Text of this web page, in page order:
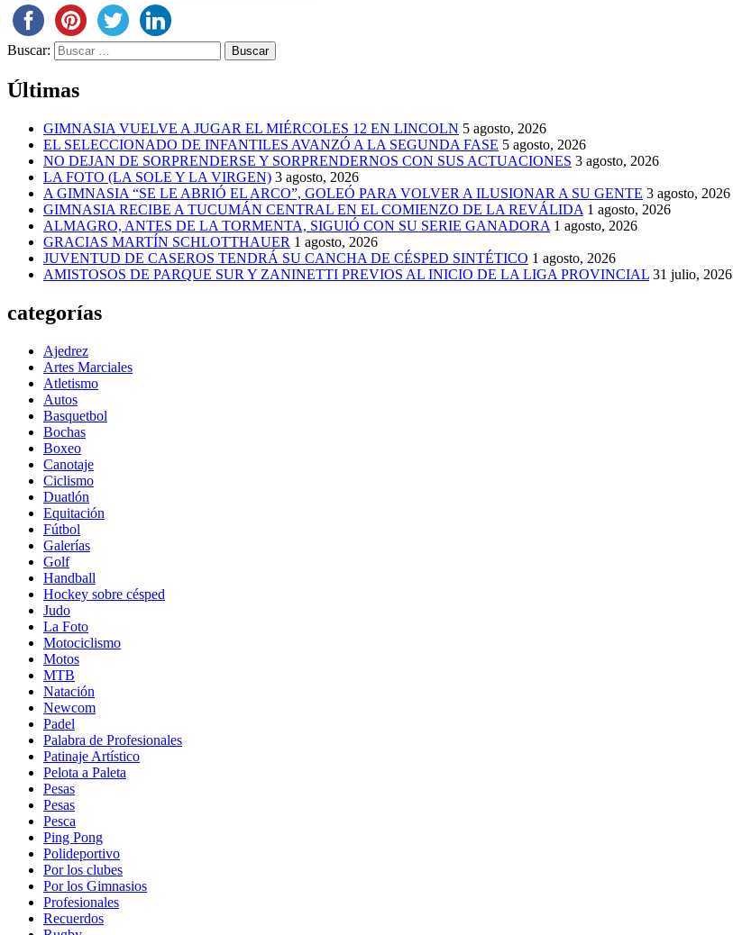
Buscar:
Últimas
GIMNASIA VUELVE A JUGAR EL MIÉRCOLES 12 EN LINCOLN 5 agosto, 2026
EL SELECCIONADO DE INFANTILES AVANZÓ A LA SEGUNDA FASE 5 agosto, 2026
NO DEJAN DE SORPRENDERSE Y SORPRENDERNOS CON SUS ACTUACIONES 3 agosto, 2026
LA FOTO (LA SOLE Y LA VIRGEN) 3 agosto, 2026
A GIMNASIA “SE LE ABRIÓ EL ARCO”, GOLEÓ PARA VOLVER A ILUSIONAR A SU GENTE 3 agosto, 2026
GIMNASIA RECIBE A TUCUMÁN CENTRAL EN EL COMIENZO DE LA REVÁLIDA 1 agosto, 2026
ALMAGRO, ANTES DE LA TORMENTA, SIGUIÓ CON SU SERIE GANADORA 1 agosto, 2026
GRACIAS MARTÍN SCHLOTTHAUER 1 agosto, 2026
JUVENTUD DE CASEROS TENDRÁ SU CANCHA DE CÉSPED SINTÉTICO 1 agosto, 2026
AMISTOSOS DE PARQUE SUR Y ZANINETTI PREVIOS AL INICIO DE LA LIGA PROVINCIAL 31 julio, 2026
categorías
Ajedrez
Artes Marciales
Atletismo
Autos
Basquetbol
Bochas
Boxeo
Canotaje
Ciclismo
Duatlón
Equitación
Fútbol
Galerías
Golf
Handball
Hockey sobre césped
Judo
La Foto
Motociclismo
Motos
MTB
Natación
Newcom
Padel
Palabra de Profesionales
Patinaje Artístico
Pelota a Paleta
Pesas
Pesas
Pesca
Ping Pong
Polideportivo
Por los clubes
Por los Gimnasios
Profesionales
Recuerdos